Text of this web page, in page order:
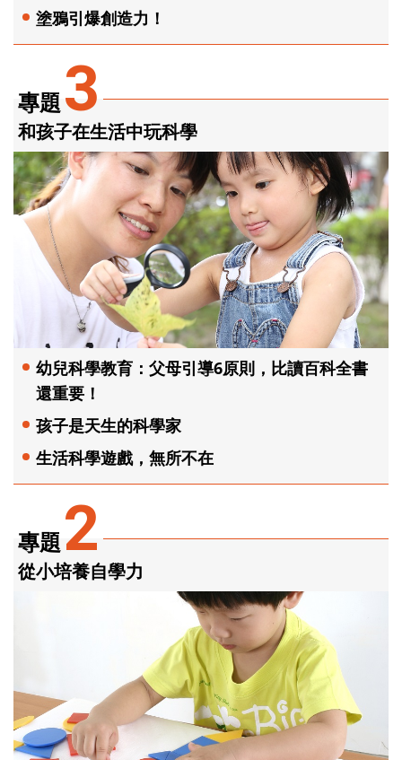
專題2
從小培養自學力
專題3
和孩子在生活中玩科學
幼兒科學教育：父母引導6原則，比讀百科全書
還重要！
孩子是天生的科學家
生活科學遊戲，無所不在
塗鴉引爆創造力！